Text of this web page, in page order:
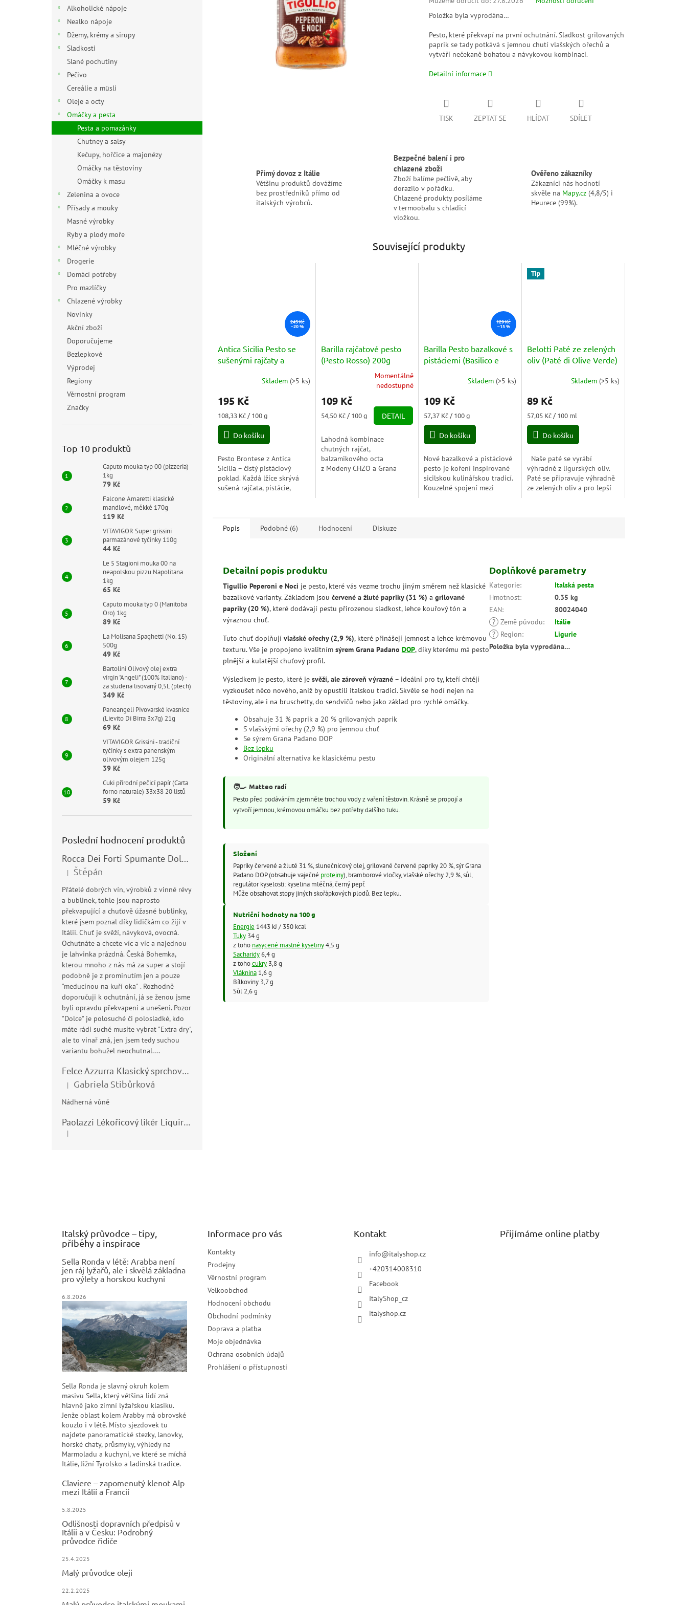
Alkoholické nápoje
Nealko nápoje
Džemy, krémy a sirupy
Sladkosti
Slané pochutiny
Pečivo
Cereálie a müsli
Oleje a octy
Omáčky a pesta
Pesta a pomazánky
Chutney a salsy
Kečupy, hořčice a majonézy
Omáčky na těstoviny
Omáčky k masu
Zelenina a ovoce
Přísady a mouky
Masné výrobky
Ryby a plody moře
Mléčné výrobky
Drogerie
Domácí potřeby
Pro mazlíčky
Chlazené výrobky
Novinky
Akční zboží
Doporučujeme
Bezlepkové
Výprodej
Regiony
Věrnostní program
Značky
Top 10 produktů
Caputo mouka typ 00 (pizzeria)
1kg
79 Kč
Falcone Amaretti klasické
mandlové, měkké 170g
119 Kč
VITAVIGOR Super grissini
parmazánové tyčinky 110g
44 Kč
Le 5 Stagioni mouka 00 na
neapolskou pizzu Napolitana
1kg
65 Kč
Caputo mouka typ 0 (Manitoba
Oro) 1kg
89 Kč
La Molisana Spaghetti (No. 15)
500g
49 Kč
Bartolini Olivový olej extra
virgin "Angeli" (100% Italiano) -
za studena lisovaný 0,5L (plech)
349 Kč
Paneangeli Pivovarské kvasnice
(Lievito Di Birra 3x7g) 21g
69 Kč
VITAVIGOR Grissini - tradiční
tyčinky s extra panenským
olivovým olejem 125g
39 Kč
Cuki přírodní pečicí papír (Carta
forno naturale) 33x38 20 listů
59 Kč
Poslední hodnocení produktů
Rocca Dei Forti Spumante Dolce 11,5% 0,75l
Hodnocení produktu je 5 z 5 hvězdiček.
| Štěpán
Přátelé dobrých vín, výrobků z vinné révy
a bublinek, tohle jsou naprosto
překvapující a chuťově úžasné bublinky,
které jsem poznal díky lidičkám co žijí v
Itálii. Chuť je svěží, návyková, ovocná.
Ochutnáte a chcete víc a víc a najednou
je lahvinka prázdná. Česká Bohemka,
kterou mnoho z nás má za super a stojí
podobně je z prominutím jen a pouze
"meducínou na kuří oka" . Rozhodně
doporučuji k ochutnání, já se ženou jsme
byli opravdu překvapeni a unešeni. Pozor
"Dolce" je polosuché či polosladké, kdo
máte rádi suché musíte vybrat "Extra dry",
ale to vinař zná, jen jsem tedy suchou
variantu bohužel neochutnal....
Felce Azzurra Klasický sprchový gel - doccia gel 400ml
Hodnocení produktu je 5 z 5 hvězdiček.
| Gabriela Stibůrková
Nádherná vůně
Paolazzi Lékořicový likér Liquirizia 24% 0,7L
Hodnocení produktu je 5 z 5 hvězdiček.
|
Položka byla vyprodána…
Pesto, které překvapí na první ochutnání. Sladkost grilovaných
paprik se tady potkává s jemnou chutí vlašských ořechů a
vytváří nečekaně bohatou a návykovou kombinaci.
Detailní informace
TISK ZEPTAT SE HLÍDAT SDÍLET
Přímý dovoz z Itálie
Většinu produktů dovážíme
bez prostředníků přímo od
italských výrobců.
Bezpečné balení i pro
chlazené zboží
Zboží balíme pečlivě, aby
dorazilo v pořádku.
Chlazené produkty posíláme
v termoobalu s chladicí
vložkou.
Ověřeno zákazníky
Zákazníci nás hodnotí
skvěle na Mapy.cz (4,8/5) i
Heurece (99%).
Související produkty
245 Kč
–20 %
Antica Sicilia Pesto se
sušenými rajčaty a
Skladem (>5 ks)
195 Kč
Měrná
cena:
108,33 Kč / 100 g
Do košíku
Pesto Brontese z Antica
Sicilia – čistý pistáciový
poklad. Každá lžíce skrývá
sušená rajčata, pistácie,
Barilla rajčatové pesto
(Pesto Rosso) 200g
produktu
5,0
5
hvězdiček.
Momentálně
nedostupné
109 Kč
Měrná
54,50 Kč / 100 g DETAIL
Lahodná kombinace
chutných rajčat,
balzamikového octa
z Modeny CHZO a Grana
129 Kč
–15 %
Barilla Pesto bazalkové s
pistáciemi (Basilico e
produktu
5,0
5
Skladem(>5 ks)
109 Kč
Měrná
cena:
57,37 Kč / 100 g
Do košíku
Nové bazalkové a pistáciové
pesto je koření inspirované
sicilskou kulinářskou tradicí.
Kouzelné spojení mezi
Tip
Belotti Paté ze zelených
oliv (Paté di Olive Verde)
produktu
5,0
5
Skladem(>5 ks)
89 Kč
Měrná
cena:
57,05 Kč / 100 ml
Do košíku
Naše paté se vyrábí
výhradně z ligurských oliv.
Paté se připravuje výhradně
ze zelených oliv a pro lepší
Popis
Podobné (6) Hodnocení Diskuze
Detailní popis produktu
Tigullio Peperoni e Noci je pesto, které vás vezme trochu jiným směrem než klasické
bazalkové varianty. Základem jsou červené a žluté papriky (31 %) a grilované
papriky (20 %), které dodávají pestu přirozenou sladkost, lehce kouřový tón a
výraznou chuť.
Tuto chuť doplňují vlašské ořechy (2,9 %), které přinášejí jemnost a lehce krémovou
texturu. Vše je propojeno kvalitním sýrem Grana Padano DOP, díky kterému má pesto
plnější a kulatější chuťový profil.
Výsledkem je pesto, které je svěží, ale zároveň výrazné– ideální pro ty, kteří chtějí
vyzkoušet něco nového, aniž by opustili italskou tradici. Skvěle se hodí nejen na
těstoviny, ale i na bruschetty, do sendvičů nebo jako základ pro rychlé omáčky.
Obsahuje 31 % paprik a 20 % grilovaných paprik
S vlašskými ořechy (2,9 %) pro jemnou chuť
Se sýrem Grana Padano DOP
Bez lepku
Originální alternativa ke klasickému pestu
🧑‍🍳 Matteo radí
Pesto před podáváním zjemněte trochou vody z vaření těstovin. Krásně se propojí a
vytvoří jemnou, krémovou omáčku bez potřeby dalšího tuku.
Složení
Papriky červené a žluté 31 %, slunečnicový olej, grilované červené papriky 20 %, sýr Grana
Padano DOP (obsahuje vaječné proteiny), bramborové vločky, vlašské ořechy 2,9 %, sůl,
regulátor kyselosti: kyselina mléčná, černý pepř.
Může obsahovat stopy jiných skořápkových plodů. Bez lepku.
Nutriční hodnoty na 100 g
Energie 1443 kJ / 350 kcal
Tuky34 g
z toho nasycené mastné kyseliny4,5 g
Sacharidy6,4 g
z tohocukry3,8 g
Vláknina1,6 g
Bílkoviny 3,7 g
Sůl 2,6 g
Doplňkové parametry
Kategorie:
Italská pesta
Hmotnost:
0.35 kg
EAN:
80024040
? Země původu:
Itálie
?
Region:
Ligurie
Položka byla vyprodána…
Italský průvodce – tipy,
příběhy a inspirace
Sella Ronda v létě: Arabba není
jen ráj lyžařů, ale i skvělá základna
pro výlety a horskou kuchyni
6.8.2026
Sella Ronda je slavný okruh kolem
masivu Sella, který většina lidí zná
hlavně jako zimní lyžařskou klasiku.
Jenže oblast kolem Arabby má obrovské
kouzlo i v létě. Místo sjezdovek tu
najdete panoramatické stezky, lanovky,
horské chaty, průsmyky, výhledy na
Marmoladu a kuchyni, ve které se míchá
Itálie, Jižní Tyrolsko a ladinská tradice.
Claviere – zapomenutý klenot Alp
mezi Itálií a Francií
5.8.2025
Odlišnosti dopravních předpisů v
Itálii a v Česku: Podrobný
průvodce řidiče
25.4.2025
Malý průvodce oleji
22.2.2025
Informace pro vás
Kontakty
Prodejny
Věrnostní program
Velkoobchod
Hodnocení obchodu
Obchodní podmínky
Doprava a platba
Moje objednávka
Ochrana osobních údajů
Prohlášení o přístupnosti
Kontakt
info@italyshop.cz
+420314008310
Facebook
ItalyShop_cz
italyshop.cz
Přijímáme online platby